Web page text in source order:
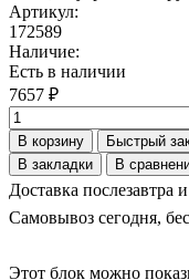
Артикул:
172589
Наличие:
Есть в наличии
7657 ₽
В корзину
Быстрый
В закладки
В
Доставка послезавтра
Самовывоз сегодня,
Этот блок можно